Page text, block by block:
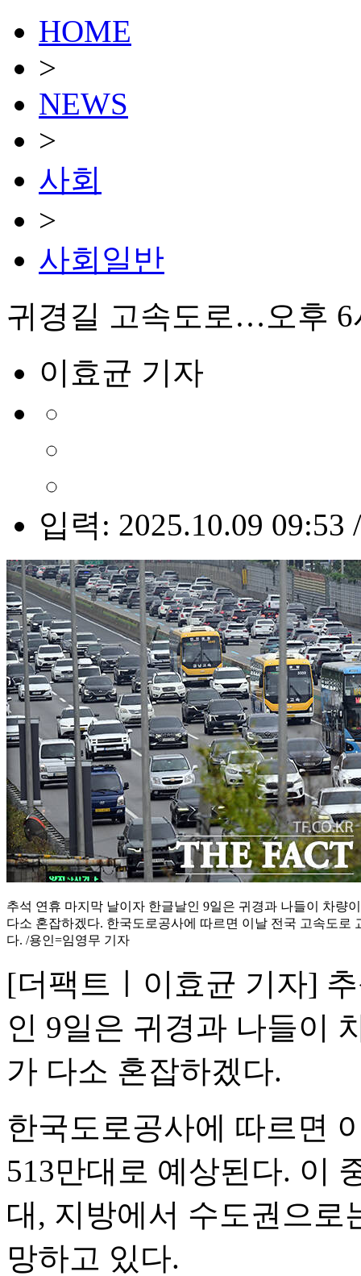
HOME
>
NEWS
>
사회
>
사회일반
귀경길 고속도로…오후
이효균 기자
입력: 2025.10.09 09:53
추석 연휴 마지막 날이자 한글날인 9일은 귀경과 나들이 차량
다소 혼잡하겠다. 한국도로공사에 따르면 이날 전국 고속도로
다. /용인=임영무 기자
[더팩트ㅣ이효균 기자]
인 9일은 귀경과 나들이
가 다소 혼잡하겠다.
한국도로공사에 따르면
513만대로 예상된다. 이
대, 지방에서 수도권으로
망하고 있다.